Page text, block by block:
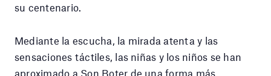
su centenario.
Mediante la escucha, la mirada atenta y las
sensaciones táctiles, las niñas y los niños se han
aproximado a Son Boter de una forma más